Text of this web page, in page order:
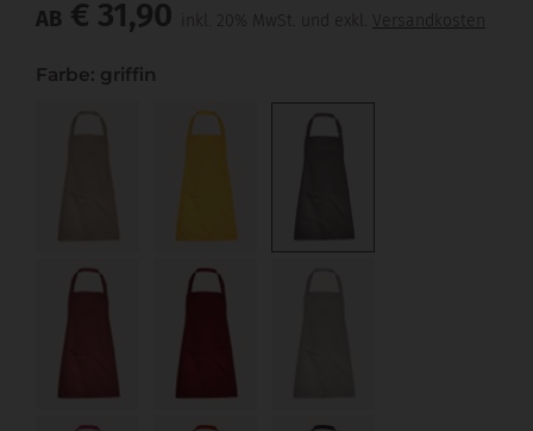
AB € 31,90 inkl. 20% MwSt. und exkl. Versandkosten
Farbe: griffin